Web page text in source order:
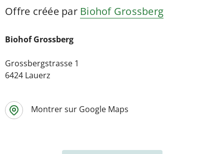
Offre créée par Biohof Grossberg
Biohof Grossberg
Grossbergstrasse 1
6424 Lauerz
Montrer sur Google Maps